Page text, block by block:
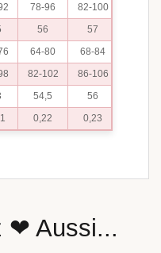
78-96
82-100
56
57
64-80
68-84
82-102
86-106
54,5
56
0,22 0,23
❤ Aussi...